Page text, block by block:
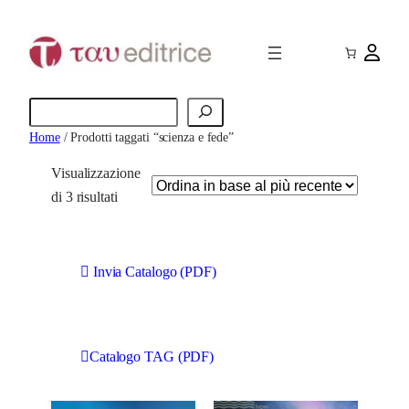
Home/ Prodotti taggati “scienza e fede”
Visualizzazione
di 3 risultatiO
i
n
Invia Catalogo (PDF)
Catalogo TAG (PDF)